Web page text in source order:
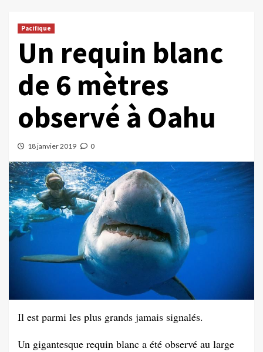
Pacifique
Un requin blanc
de 6 mètres
observé à Oahu
18 janvier 2019 0
Il est parmi les plus grands jamais signalés.
Un gigantesque requin blanc a été observé au large